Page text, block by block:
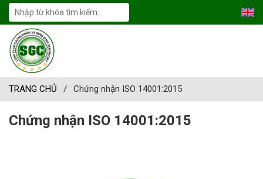
TRANG CHỦ / Chứng nhận ISO 14001:2015
Chứng nhận ISO 14001:2015